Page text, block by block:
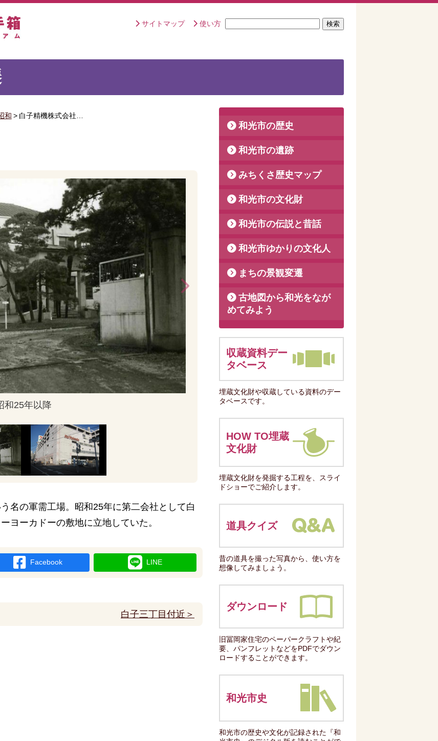
サイトマップ 使い方
和 > 白子精機株式会社…
和25年以降
名の軍需工場。昭和25年に第二会社として白
ヨーカドーの敷地に立地していた。
Facebook LINE
白子三丁目付近＞
和光市の歴史
和光市の遺跡
みちくさ歴史マップ
和光市の文化財
和光市の伝説と昔話
和光市ゆかりの文化人
まちの景観変遷
古地図から和光をなが
めてみよう
収蔵資料デー
タベース
埋蔵文化財や収蔵している資料のデー
タベースです。
HOW TO埋蔵
文化財
埋蔵文化財を発掘する工程を、スライ
ドショーでご紹介します。
道具クイズ
昔の道具を撮った写真から、使い方を
想像してみましょう。
ダウンロード
旧冨岡家住宅のペーパークラフトや紀
要、パンフレットなどをPDFでダウン
ロードすることができます。
和光市史
和光市の歴史や文化が記録された『和